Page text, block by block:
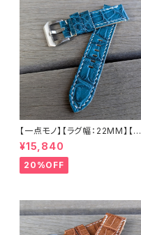
【一点モノ】【ラグ幅：22MM】【手
縫い】【ストレート型】【2P-ALE
M22o-1】アリゲーター 腹ワニ
エメラルド 国産なめしの本革 下
地 オイル ヌメ革 ハンドメイド
¥15,840
20%OFF